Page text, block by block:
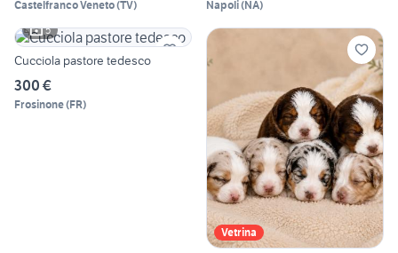
Castelfranco Veneto(TV) Napoli(NA)
5
Cucciola pastore tedesco
300 €
Frosinone(FR)
Vetrina